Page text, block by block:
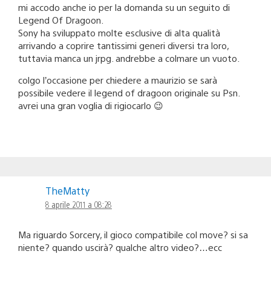
mi accodo anche io per la domanda su un seguito di
Legend Of Dragoon.
Sony ha sviluppato molte esclusive di alta qualità
arrivando a coprire tantissimi generi diversi tra loro,
tuttavia manca un jrpg. andrebbe a colmare un vuoto.
colgo l’occasione per chiedere a maurizio se sarà
possibile vedere il legend of dragoon originale su Psn.
avrei una gran voglia di rigiocarlo 😉
TheMatty
8 aprile 2011 a 08:28
Ma riguardo Sorcery, il gioco compatibile col move? si sa
niente? quando uscirà? qualche altro video?…ecc